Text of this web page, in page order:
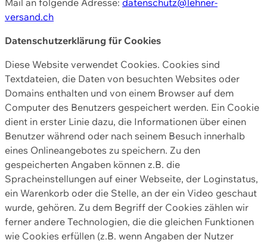
versand.ch
Datenschutzerklärung für Cookies
Diese Website verwendet Cookies. Cookies sind
Textdateien, die Daten von besuchten Websites oder
Domains enthalten und von einem Browser auf dem
Computer des Benutzers gespeichert werden. Ein Cookie
dient in erster Linie dazu, die Informationen über einen
Benutzer während oder nach seinem Besuch innerhalb
eines Onlineangebotes zu speichern. Zu den
gespeicherten Angaben können z.B. die
Spracheinstellungen auf einer Webseite, der Loginstatus,
ein Warenkorb oder die Stelle, an der ein Video geschaut
wurde, gehören. Zu dem Begriff der Cookies zählen wir
ferner andere Technologien, die die gleichen Funktionen
wie Cookies erfüllen (z.B. wenn Angaben der Nutzer